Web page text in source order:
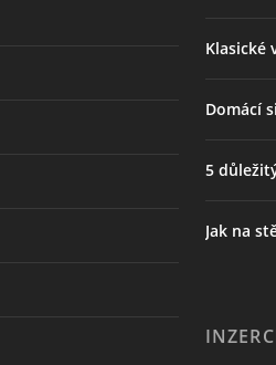
Klasické
Domácí
5
Jak na